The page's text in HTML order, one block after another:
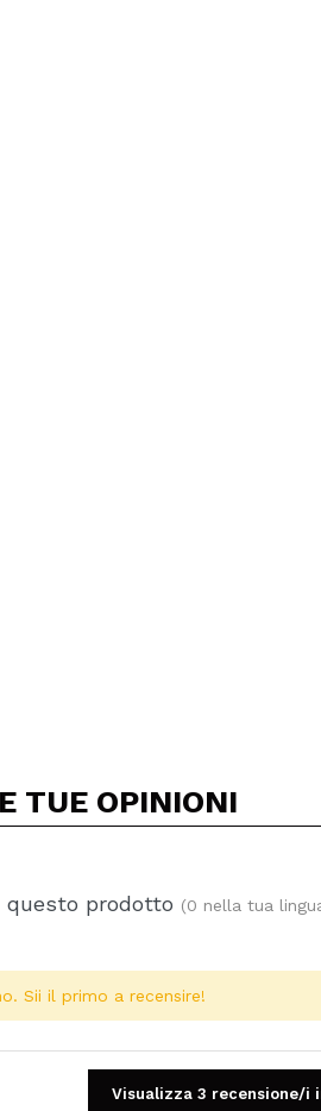
TUE OPINIONI
questo prodotto (0 nella tua
Sii il primo a recensire!
Visualizza 3 recensione/i